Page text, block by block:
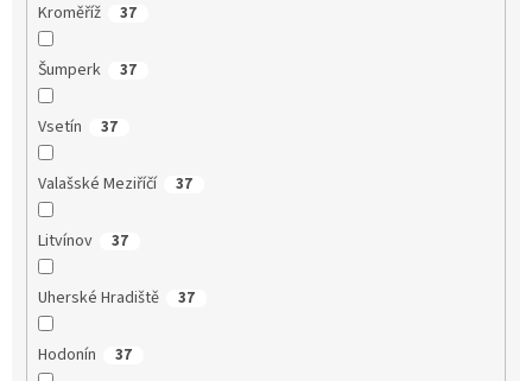
Kroměříž 37
Šumperk 37
Vsetín 37
Valašské Meziříčí 37
Litvínov 37
Uherské Hradiště 37
Hodonín 37